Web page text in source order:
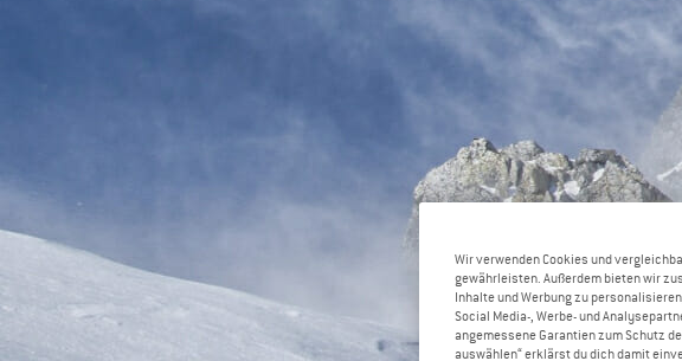
Wir verwenden Cookies und
gewährleisten. Außerdem bieten wir
Inhalte und Werbung zu
Social Media-, Werbe- und
angemessene Garantien zum Schutz
auswählen“ erklärst du dich damit